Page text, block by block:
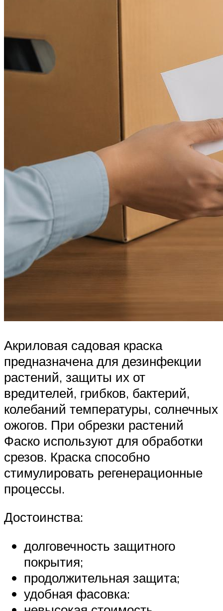
Акриловая садовая краска
предназначена для дезинфекции
растений, защиты их от
вредителей, грибков, бактерий,
колебаний температуры, солнечных
ожогов. При обрезки растений
Фаско используют для обработки
срезов. Краска способно
стимулировать регенерационные
процессы.
Достоинства:
долговечность защитного
покрытия;
продолжительная защита;
удобная фасовка: